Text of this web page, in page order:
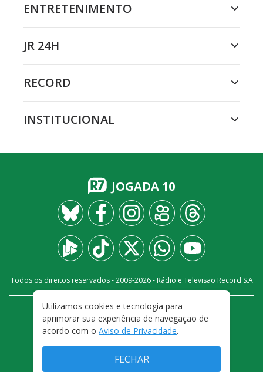
ENTRETENIMENTO
JR 24H
RECORD
INSTITUCIONAL
JOGADA 10
Todos os direitos reservados - 2009-2026- Rádio e Televisão Record S.A
FALE CONOSCO
PRIVACIDADE
TERMOS E CONDIÇÕES DE USO
Utilizamos cookies e tecnologia para
aprimorar sua experiência de navegação de
acordo com o Aviso de Privacidade.
FECHAR